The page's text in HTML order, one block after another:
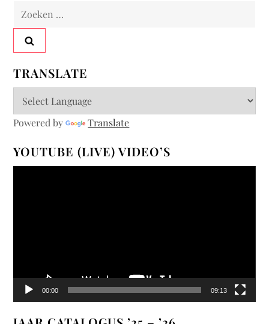
Zoeken
naar:
TRANSLATE
Powered by Translate
YOUTUBE (LIVE) VIDEO’S
00:00 09:13